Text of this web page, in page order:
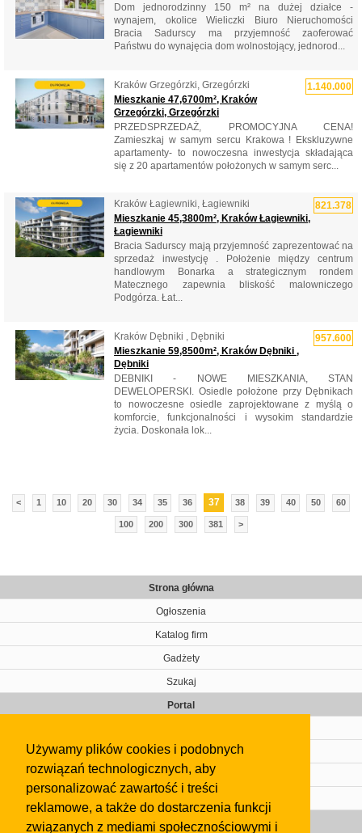
Używamy plików cookies i podobnych
rozwiązań technologicznych, aby
personalizować zawartość i treści
reklamowe, a także do dostarczenia funkcji
związanych z mediami społecznościowymi i
Dom jednorodzinny 150 m² na dużej działce -
wynajem, okolice Wieliczki Biuro Nieruchomości
Bracia Sadurscy ma przyjemność zaoferować
Państwu do wynajęcia dom wolnostojący, jednorod...
1.140.000
Kraków Grzegórzki, Grzegórzki
Mieszkanie 47,6700m², Kraków
Grzegórzki, Grzegórzki
PRZEDSPRZEDAŻ, PROMOCYJNA CENA!
Zamieszkaj w samym sercu Krakowa ! Ekskluzywne
apartamenty- to nowoczesna inwestycja składająca
się z 20 apartamentów położonych w samym serc...
821.378
Kraków Łagiewniki, Łagiewniki
Mieszkanie 45,3800m², Kraków Łagiewniki,
Łagiewniki
Bracia Sadurscy mają przyjemność zaprezentować na
sprzedaż inwestycję . Położenie między centrum
handlowym Bonarka a strategicznym rondem
Matecznego zapewnia bliskość malowniczego
Podgórza. Łat...
957.600
Kraków Dębniki , Dębniki
Mieszkanie 59,8500m², Kraków Dębniki ,
Dębniki
DEBNIKI - NOWE MIESZKANIA, STAN
DEWELOPERSKI. Osiedle położone przy Dębnikach
to nowoczesne osiedle zaprojektowane z myślą o
komforcie, funkcjonalności i wysokim standardzie
życia. Doskonała lok...
< 1 10 20 30 34 35 36 37 38 39 40 50 60
100 200 300 381 >
Strona główna
Ogłoszenia
Katalog firm
Gadżety
Szukaj
Portal
Kontakt
Regulamin
Gazeta